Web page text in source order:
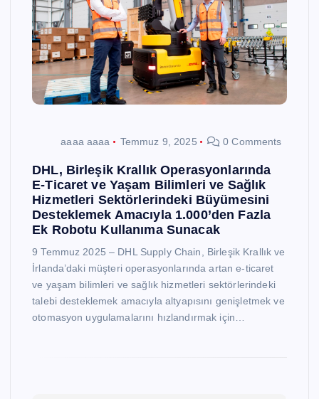
aaaa aaaa Temmuz 9, 2025 0 Comments
DHL, Birleşik Krallık Operasyonlarında
E-Ticaret ve Yaşam Bilimleri ve Sağlık
Hizmetleri Sektörlerindeki Büyümesini
Desteklemek Amacıyla 1.000’den Fazla
Ek Robotu Kullanıma Sunacak
9 Temmuz 2025 – DHL Supply Chain, Birleşik Krallık ve
İrlanda’daki müşteri operasyonlarında artan e-ticaret
ve yaşam bilimleri ve sağlık hizmetleri sektörlerindeki
talebi desteklemek amacıyla altyapısını genişletmek ve
otomasyon uygulamalarını hızlandırmak için…